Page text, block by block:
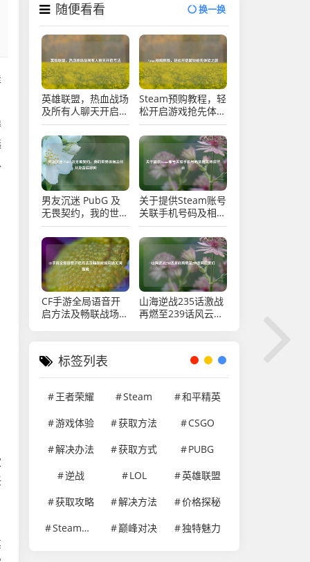
随便看看 换一换
英雄联盟，热血战场
及所有人聊天开启方
法
Steam预购教程，轻
松开启游戏抢先体验
之旅
男友沉迷 PubG 及
无畏契约，我的世界
该何去何从及背后疑
问
关于提供Steam账号
关联手机号码及相关
风险警示
CF手游全局语音开
启方法及畅联战场沟
山海逆战235话激战
再燃至239话风云变
标签列表
王者荣耀 Steam
和平精英
游戏体验
获取方法
CSGO
解决办法
获取方式
PUBG
逆战
LOL
英雄联盟
获取攻略
解决方法
价格探秘
Steam游戏
巅峰对决 独特魅力